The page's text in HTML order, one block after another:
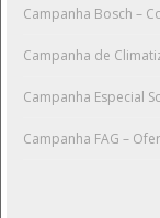
Campanha Bosch –
Campanha de
Campanha Especial
Campanha FAG –